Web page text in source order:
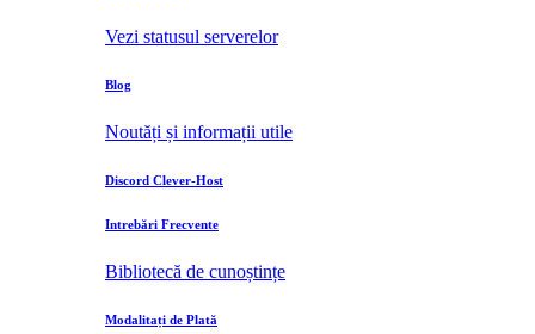
Vezi statusul serverelor
Blog
Noutăți și informații utile
Discord Clever-Host
Intrebări Frecvente
Bibliotecă de cunoștințe
Modalitați de Plată